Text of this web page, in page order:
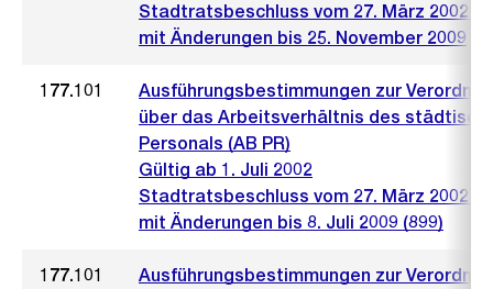
Stadtratsbeschluss vom 27. März 2002
mit Änderungen bis 25. November 2009
177.101
Ausführungsbestimmungen zur
über das Arbeitsverhältnis des
Personals (AB PR)
Gültig ab 1. Juli 2002
Stadtratsbeschluss vom 27. März 2002
mit Änderungen bis 8. Juli 2009 (899)
177.101
Ausführungsbestimmungen zur